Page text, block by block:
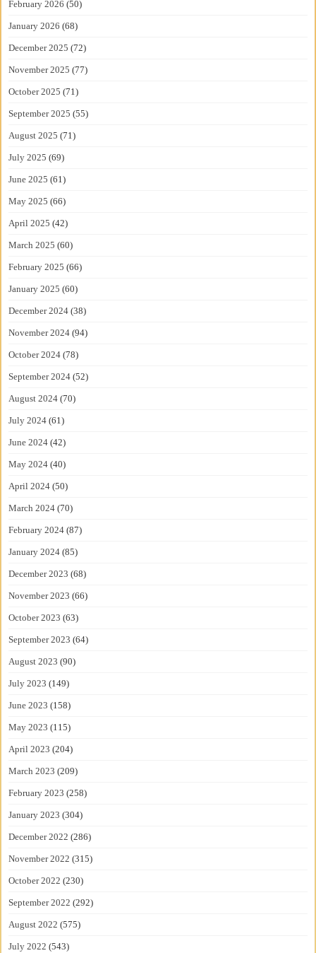
February 2026 (50)
January 2026 (68)
December 2025 (72)
November 2025 (77)
October 2025 (71)
September 2025 (55)
August 2025 (71)
July 2025 (69)
June 2025 (61)
May 2025 (66)
April 2025 (42)
March 2025 (60)
February 2025 (66)
January 2025 (60)
December 2024 (38)
November 2024 (94)
October 2024 (78)
September 2024 (52)
August 2024 (70)
July 2024 (61)
June 2024 (42)
May 2024 (40)
April 2024 (50)
March 2024 (70)
February 2024 (87)
January 2024 (85)
December 2023 (68)
November 2023 (66)
October 2023 (63)
September 2023 (64)
August 2023 (90)
July 2023 (149)
June 2023 (158)
May 2023 (115)
April 2023 (204)
March 2023 (209)
February 2023 (258)
January 2023 (304)
December 2022 (286)
November 2022 (315)
October 2022 (230)
September 2022 (292)
August 2022 (575)
July 2022 (543)